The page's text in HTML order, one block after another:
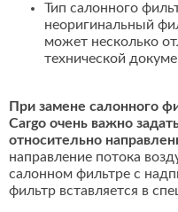
Тип салонного
неоригинальный
может несколько
технической
При замене салонного
Cargo очень важно
относительно
направление потока
салонном фильтре с
фильтр вставляется в